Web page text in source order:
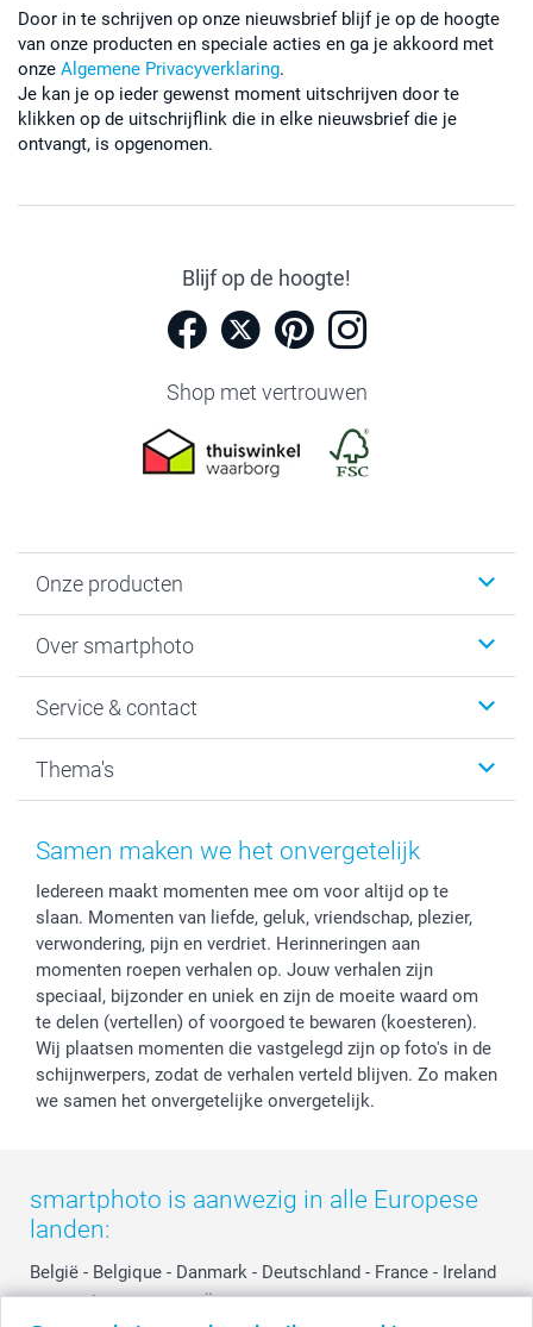
Door in te schrijven op onze nieuwsbrief blijf je op de hoogte
van onze producten en speciale acties en ga je akkoord met
onze Algemene Privacyverklaring.
Je kan je op ieder gewenst moment uitschrijven door te
klikken op de uitschrijflink die in elke nieuwsbrief die je
ontvangt, is opgenomen.
Blijf op de hoogte!
Shop met vertrouwen
Onze producten
Fotoboeken
Fotocadeaus
Kaarten
Over smartphoto
Vacatures
Bestelproces
Herroepingsrecht
Cookiebeleid
Reviews
Prijslijst
Investor Relations
Service & contact
Tevredenheidsgarantie
Mijn orderstatus
smartfriends
service@smartphoto.nl
Affiliate partnerprogramma
Partnerships
Influencer partnerprogramma
Thema's
Baby
Vaderdag
Huwelijk
Samen maken we het onvergetelijk
Iedereen maakt momenten mee om voor altijd op te
slaan. Momenten van liefde, geluk, vriendschap, plezier,
verwondering, pijn en verdriet. Herinneringen aan
momenten roepen verhalen op. Jouw verhalen zijn
speciaal, bijzonder en uniek en zijn de moeite waard om
te delen (vertellen) of voorgoed te bewaren (koesteren).
Wij plaatsen momenten die vastgelegd zijn op foto's in de
schijnwerpers, zodat de verhalen verteld blijven. Zo maken
we samen het onvergetelijke onvergetelijk.
smartphoto is aanwezig in alle Europese
landen:
België - Belgique - Danmark - Deutschland - France - Ireland
- Nederland - Norge - Österreich - Schweiz - Suisse -